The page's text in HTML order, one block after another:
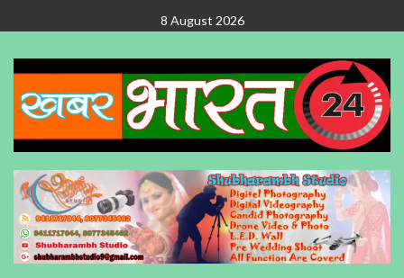
to
content
8 August 2026